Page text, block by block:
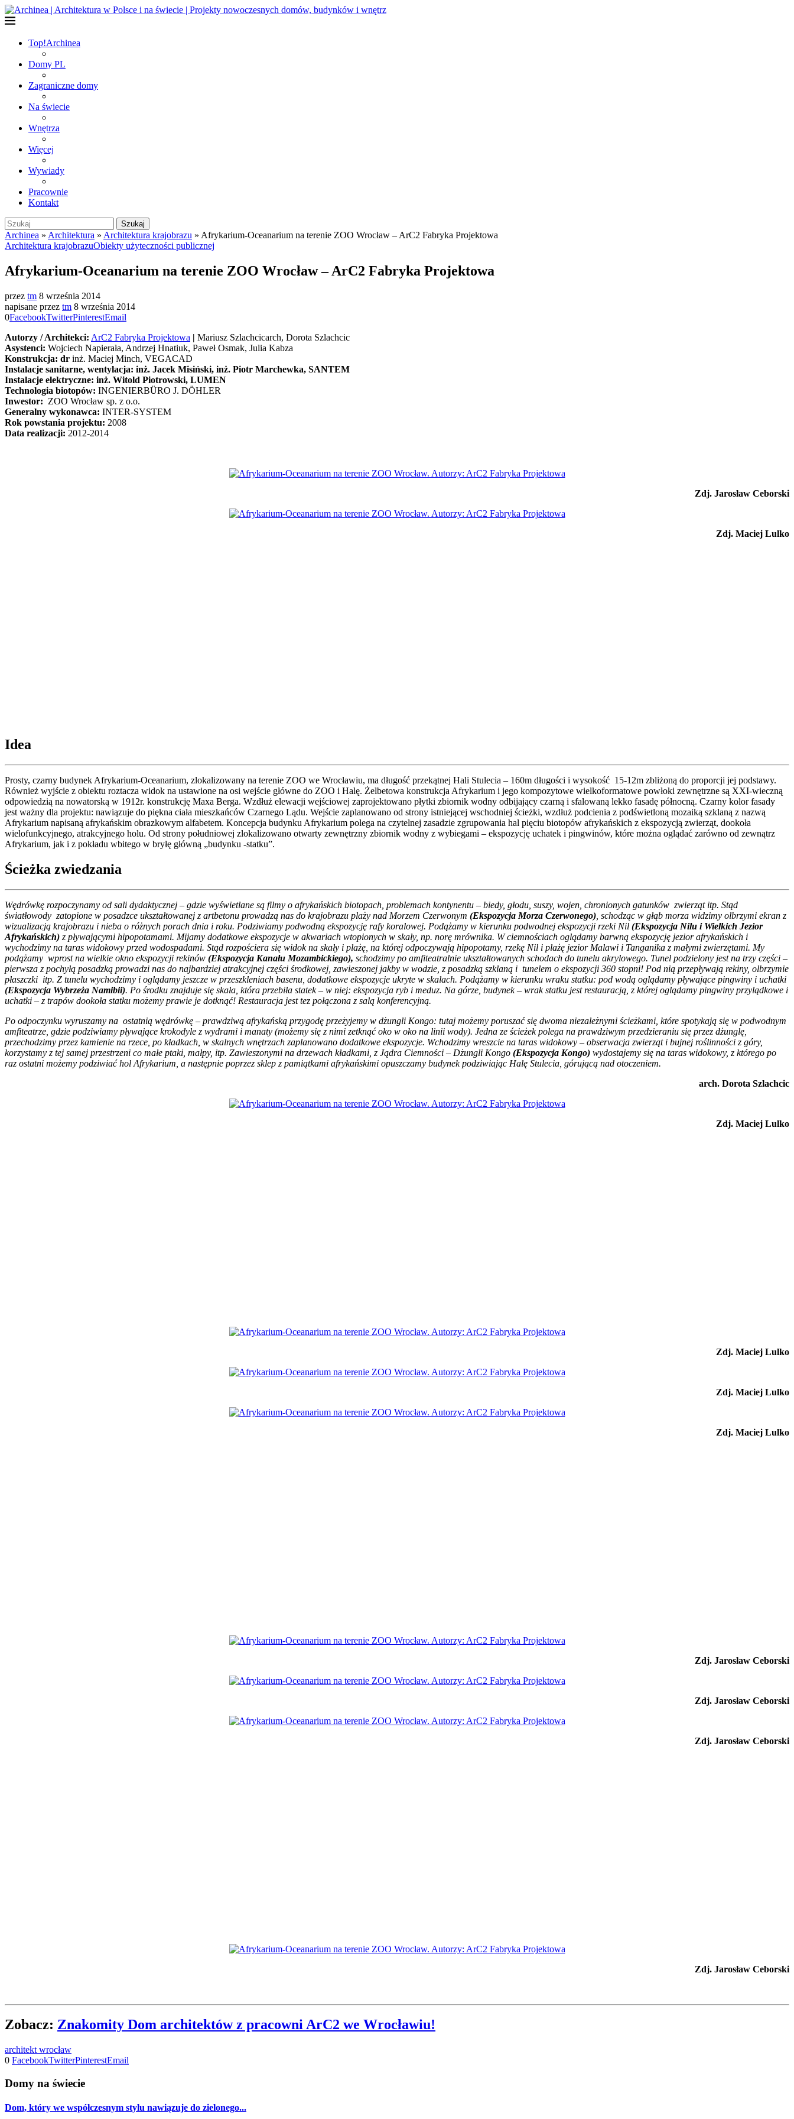
Top!Archinea
Domy PL
Zagraniczne domy
Na świecie
Wnętrza
Więcej
Wywiady
Pracownie
Kontakt
Szukaj
Archinea » Architektura » Architektura krajobrazu » Afrykarium-Oceanarium na terenie ZOO Wrocław – ArC2 Fabryka Projektowa
Architektura krajobrazuObiekty użyteczności publicznej
Afrykarium-Oceanarium na terenie ZOO Wrocław – ArC2 Fabryka Projektowa
przez tm 8 września 2014
napisane przez tm 8 września 2014
0FacebookTwitterPinterestEmail
Autorzy / Architekci: ArC2 Fabryka Projektowa | Mariusz Szlachcicarch, Dorota Szlachcic
Asystenci: Wojciech Napierała, Andrzej Hnatiuk, Paweł Osmak, Julia Kabza
Konstrukcja: dr inż. Maciej Minch, VEGACAD
Instalacje sanitarne, wentylacja: inż. Jacek Misiński, inż. Piotr Marchewka, SANTEM
Instalacje elektryczne: inż. Witold Piotrowski, LUMEN
Technologia biotopów: INGENIERBÜRO J. DÖHLER
Inwestor: ZOO Wrocław sp. z o.o.
Generalny wykonawca: INTER-SYSTEM
Rok powstania projektu: 2008
Data realizacji: 2012-2014
Zdj. Jarosław Ceborski
Zdj. Maciej Lulko
Idea
Prosty, czarny budynek Afrykarium-Oceanarium, zlokalizowany na terenie ZOO we Wrocławiu, ma długość przekątnej Hali Stulecia – 160m długości i wysokość 15-12m zbliżoną do proporcji jej podstawy.
Również wyjście z obiektu roztacza widok na ustawione na osi wejście główne do ZOO i Halę. Żelbetowa konstrukcja Afrykarium i jego kompozytowe wielkoformatowe powłoki zewnętrzne są XXI-wieczną
odpowiedzią na nowatorską w 1912r. konstrukcję Maxa Berga. Wzdłuż elewacji wejściowej zaprojektowano płytki zbiornik wodny odbijający czarną i sfalowaną lekko fasadę północną. Czarny kolor fasady
jest ważny dla projektu: nawiązuje do piękna ciała mieszkańców Czarnego Lądu. Wejście zaplanowano od strony istniejącej wschodniej ścieżki, wzdłuż podcienia z podświetloną mozaiką szklaną z nazwą
Afrykarium napisaną afrykańskim obrazkowym alfabetem. Koncepcja budynku Afrykarium polega na czytelnej zasadzie zgrupowania hal pięciu biotopów afrykańskich z ekspozycją zwierząt, dookoła
wielofunkcyjnego, atrakcyjnego holu. Od strony południowej zlokalizowano otwarty zewnętrzny zbiornik wodny z wybiegami – ekspozycję uchatek i pingwinów, które można oglądać zarówno od zewnątrz
Afrykarium, jak i z pokładu wbitego w bryłę główną „budynku -statku”.
Ścieżka zwiedzania
Wędrówkę rozpoczynamy od sali dydaktycznej – gdzie wyświetlane są filmy o afrykańskich biotopach, problemach kontynentu – biedy, głodu, suszy, wojen, chronionych gatunków zwierząt itp. Stąd
światłowody zatopione w posadzce ukształtowanej z artbetonu prowadzą nas do krajobrazu plaży nad Morzem Czerwonym (Ekspozycja Morza Czerwonego) , schodząc w głąb morza widzimy olbrzymi ekran z
wizualizacją krajobrazu i nieba o różnych porach dnia i roku. Podziwiamy podwodną ekspozycję rafy koralowej. Podążamy w kierunku podwodnej ekspozycji rzeki Nil (Ekspozycja Nilu i Wielkich Jezior
Afrykańskich) z pływającymi hipopotamami. Mijamy dodatkowe ekspozycje w akwariach wtopionych w skały, np. norę mrównika. W ciemnościach oglądamy barwną ekspozycję jezior afrykańskich i
wychodzimy na taras widokowy przed wodospadami. Stąd rozpościera się widok na skały i plażę, na której odpoczywają hipopotamy, rzekę Nil i plażę jezior Malawi i Tanganika z małymi zwierzętami. My
podążamy wprost na wielkie okno ekspozycji rekinów (Ekspozycja Kanału Mozambickiego), schodzimy po amfiteatralnie ukształtowanych schodach do tunelu akrylowego. Tunel podzielony jest na trzy części –
pierwsza z pochyłą posadzką prowadzi nas do najbardziej atrakcyjnej części środkowej, zawieszonej jakby w wodzie, z posadzką szklaną i tunelem o ekspozycji 360 stopni! Pod nią przepływają rekiny, olbrzymie
płaszczki itp. Z tunelu wychodzimy i oglądamy jeszcze w przeszkleniach basenu, dodatkowe ekspozycje ukryte w skalach. Podążamy w kierunku wraku statku: pod wodą oglądamy pływające pingwiny i uchatki
(Ekspozycja Wybrzeża Namibii). Po środku znajduje się skała, która przebiła statek – w niej: ekspozycja ryb i meduz. Na górze, budynek – wrak statku jest restauracją, z której oglądamy pingwiny przylądkowe i
uchatki – z trapów dookoła statku możemy prawie je dotknąć! Restauracja jest tez połączona z salą konferencyjną.
Po odpoczynku wyruszamy na ostatnią wędrówkę – prawdziwą afrykańską przygodę przeżyjemy w dżungli Kongo: tutaj możemy poruszać się dwoma niezależnymi ścieżkami, które spotykają się w podwodnym
amfiteatrze, gdzie podziwiamy pływające krokodyle z wydrami i manaty (możemy się z nimi zetknąć oko w oko na linii wody). Jedna ze ścieżek polega na prawdziwym przedzieraniu się przez dżunglę,
przechodzimy przez kamienie na rzece, po kładkach, w skalnych wnętrzach zaplanowano dodatkowe ekspozycje. Wchodzimy wreszcie na taras widokowy – obserwacja zwierząt i bujnej roślinności z góry,
korzystamy z tej samej przestrzeni co małe ptaki, małpy, itp. Zawieszonymi na drzewach kładkami, z Jądra Ciemności – Dżungli Kongo (Ekspozycja Kongo) wydostajemy się na taras widokowy, z którego po
raz ostatni możemy podziwiać hol Afrykarium, a następnie poprzez sklep z pamiątkami afrykańskimi opuszczamy budynek podziwiając Halę Stulecia, górującą nad otoczeniem.
arch. Dorota Szlachcic
Zdj. Maciej Lulko
Zdj. Maciej Lulko
Zdj. Maciej Lulko
Zdj. Maciej Lulko
Zdj. Jarosław Ceborski
Zdj. Jarosław Ceborski
Zdj. Jarosław Ceborski
Zdj. Jarosław Ceborski
Zobacz: Znakomity Dom architektów z pracowni ArC2 we Wrocławiu!
architekt wrocław
0 FacebookTwitterPinterestEmail
Domy na świecie
Dom, który we współczesnym stylu nawiązuje do zielonego...